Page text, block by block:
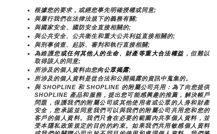
根據您的要求，或經您事先明確授權或同意;
與履行我們在法律法規下的義務有關;
與國家安全、國防安全直接相關的;
與公共安全、公共衛生和重大公共利益直接相關的;
與刑事偵查、起訴、審判和執行直接相關;
為維護您或任何其他人的生命、財產等重大合法權益，但難以
取得該人的同意;
所涉及的個人資料由您向公眾揭露;
所涉及的個人資料是從合法和公開揭露的資訊中蒐集的。
與 SHOPLINE 和 SHOPLINE 的附屬公司共用：為了向您提供
SHOPLINE 產品和服務，提出您可能感興趣的推薦，解決帳戶
問題，保護我們的附屬公司或其他使用者或公眾的人身和財產
安全，您承認並同意我們可以與我們的附屬公司共用您和您的
客戶的個人資料。我們只會在必要的範圍內共享個人資料，並
受本隱私政策規定的目的的約束。如果我們共用敏感個人資料